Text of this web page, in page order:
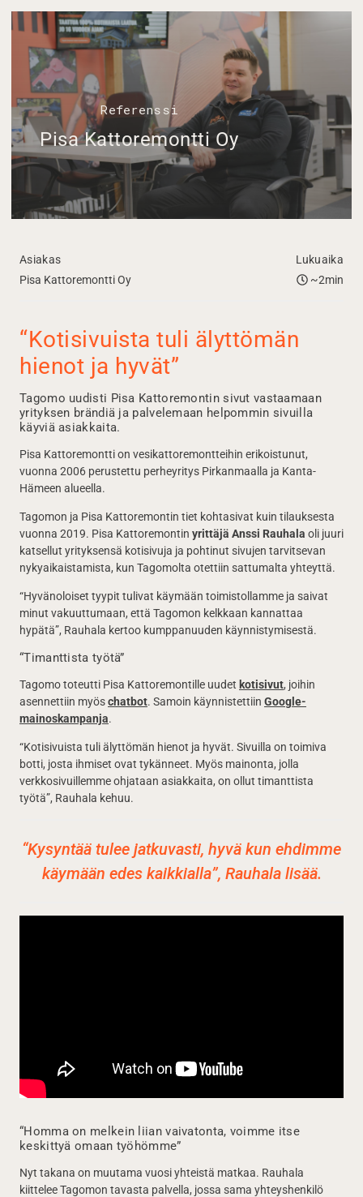
Referenssi
Pisa Kattoremontti Oy
Asiakas
Pisa Kattoremontti Oy
Lukuaika
~2min
“Kotisivuista tuli älyttömän
hienot ja hyvät”
Tagomo uudisti Pisa Kattoremontin sivut vastaamaan
yrityksen brändiä ja palvelemaan helpommin sivuilla
käyviä asiakkaita.
Pisa Kattoremontti on vesikattoremontteihin erikoistunut,
vuonna 2006 perustettu perheyritys Pirkanmaalla ja Kanta-
Hämeen alueella.
Tagomon ja Pisa Kattoremontin tiet kohtasivat kuin tilauksesta
vuonna 2019. Pisa Kattoremontin yrittäjä Anssi Rauhala oli juuri
katsellut yrityksensä kotisivuja ja pohtinut sivujen tarvitsevan
nykyaikaistamista, kun Tagomolta otettiin sattumalta yhteyttä.
“Hyvänoloiset tyypit tulivat käymään toimistollamme ja saivat
minut vakuuttumaan, että Tagomon kelkkaan kannattaa
hypätä”, Rauhala kertoo kumppanuuden käynnistymisestä.
“Timanttista työtä”
Tagomo toteutti Pisa Kattoremontille uudet kotisivut, joihin
asennettiin myöschatbot. Samoin käynnistettiin Google-
mainoskampanja.
“Kotisivuista tuli älyttömän hienot ja hyvät. Sivuilla on toimiva
botti, josta ihmiset ovat tykänneet. Myös mainonta, jolla
verkkosivuillemme ohjataan asiakkaita, on ollut timanttista
työtä”, Rauhala kehuu.
“Kysyntää tulee jatkuvasti, hyvä kun ehdimme
käymään edes kaikkialla”, Rauhala lisää.
“Homma on melkein liian vaivatonta, voimme itse
keskittyä omaan työhömme”
Nyt takana on muutama vuosi yhteistä matkaa. Rauhala
kiittelee Tagomon tavasta palvella, jossa sama yhteyshenkilö